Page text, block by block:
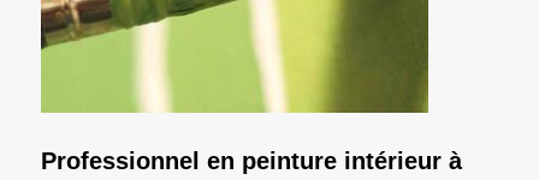
Professionnel en peinture intérieur à